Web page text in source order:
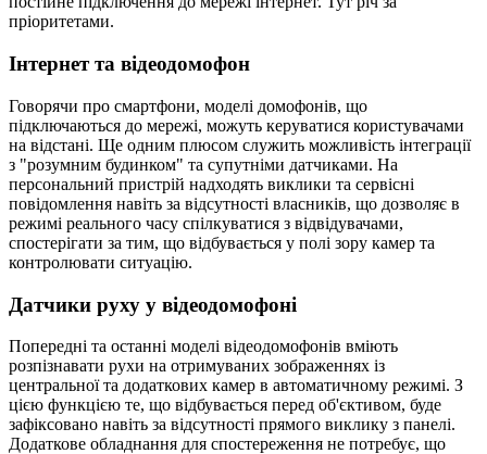
пріоритетами.
Інтернет та відеодомофон
Говорячи про смартфони, моделі домофонів, що
підключаються до мережі, можуть керуватися користувачами
на відстані. Ще одним плюсом служить можливість інтеграції
з "розумним будинком" та супутніми датчиками. На
персональний пристрій надходять виклики та сервісні
повідомлення навіть за відсутності власників, що дозволяє в
режимі реального часу спілкуватися з відвідувачами,
спостерігати за тим, що відбувається у полі зору камер та
контролювати ситуацію.
Датчики руху у відеодомофоні
Попередні та останні моделі відеодомофонів вміють
розпізнавати рухи на отримуваних зображеннях із
центральної та додаткових камер в автоматичному режимі. З
цією функцією те, що відбувається перед об'єктивом, буде
зафіксовано навіть за відсутності прямого виклику з панелі.
Додаткове обладнання для спостереження не потребує, що